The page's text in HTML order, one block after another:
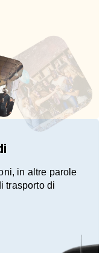
in altre parole
trasporto di